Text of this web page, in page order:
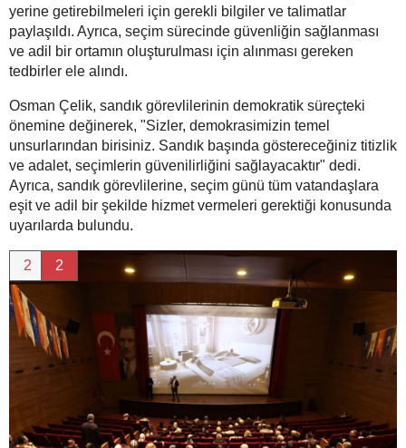
yerine getirebilmeleri için gerekli bilgiler ve talimatlar
paylaşıldı. Ayrıca, seçim sürecinde güvenliğin sağlanması
ve adil bir ortamın oluşturulması için alınması gereken
tedbirler ele alındı.
Osman Çelik, sandık görevlilerinin demokratik süreçteki
önemine değinerek, "Sizler, demokrasimizin temel
unsurlarından birisiniz. Sandık başında göstereceğiniz titizlik
ve adalet, seçimlerin güvenilirliğini sağlayacaktır" dedi.
Ayrıca, sandık görevlilerine, seçim günü tüm vatandaşlara
eşit ve adil bir şekilde hizmet vermeleri gerektiği konusunda
uyarılarda bulundu.
2 2